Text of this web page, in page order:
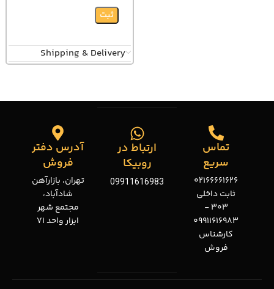
Shipping & Delivery
تماس
سریع
02166661626
ثابت داخلی
303 -
09911616983
کارشناس
فروش
ارتباط در
روبیکا
09911616983
آدرس دفتر
فروش
تهران، بازارآهن
شادآباد،
مجتمع شهر
ابزار واحد 71